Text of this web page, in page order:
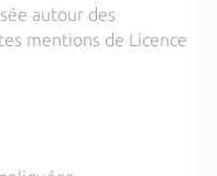
autour des
mentions de Licence